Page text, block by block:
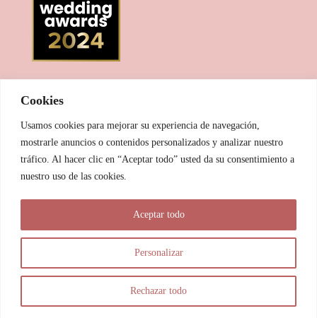
Cookies
Usamos cookies para mejorar su experiencia de navegación,
mostrarle anuncios o contenidos personalizados y analizar nuestro
tráfico. Al hacer clic en “Aceptar todo” usted da su consentimiento a
nuestro uso de las cookies.
Personalizar
Rechazar todo
Aceptar todo
© 2025 Las Pitxiak de la Cabra
María Temprano Sanjurjo | C/ Río Aliste nº 2B, 49190, Morales
del Vino - Zamora
atención: De 9.00 a 21.00 horas (vía Whatsapp)